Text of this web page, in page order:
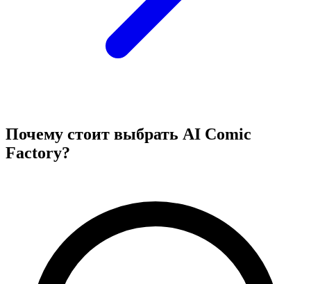
Почему стоит выбрать AI Comic
Factory?